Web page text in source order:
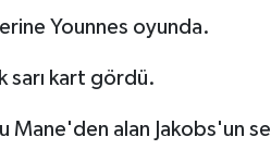
Younnes oyunda.
sarı kart gördü.
alan Jakobs'un